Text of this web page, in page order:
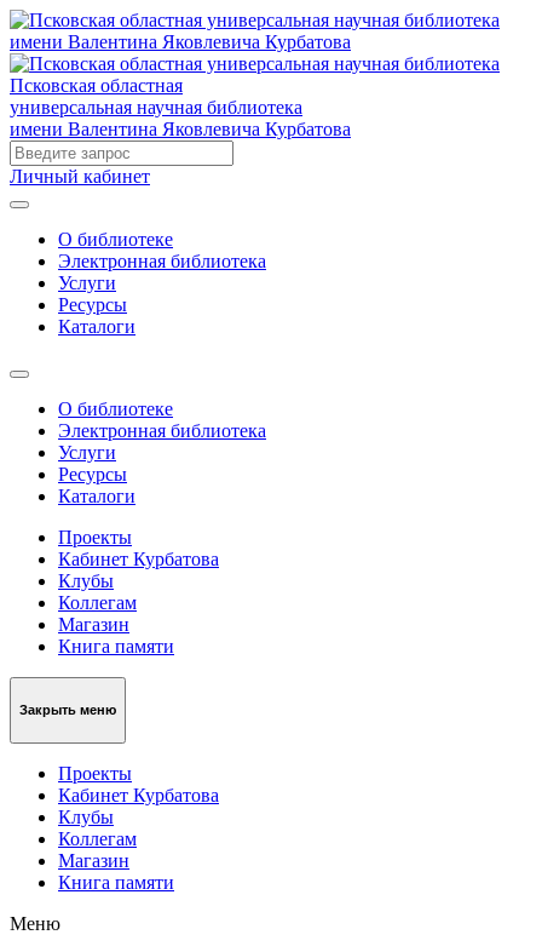
Псковская областная
универсальная научная библиотека
имени Валентина Яковлевича Курбатова
Личный кабинет
О библиотеке
Электронная библиотека
Услуги
Ресурсы
Каталоги
О библиотеке
Электронная библиотека
Услуги
Ресурсы
Каталоги
Проекты
Кабинет Курбатова
Клубы
Коллегам
Магазин
Книга памяти
Закрыть меню
Проекты
Кабинет Курбатова
Клубы
Коллегам
Магазин
Книга памяти
Меню